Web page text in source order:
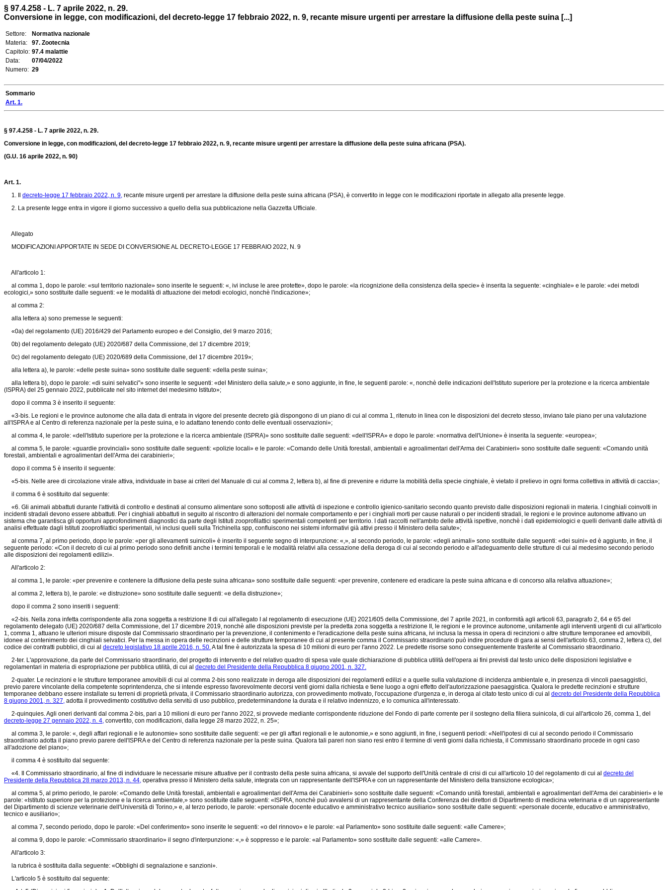
§ 97.4.258 - L. 7 aprile 2022, n. 29.
Conversione in legge, con modificazioni, del decreto-legge 17 febbraio 2022, n. 9, recante misure urgenti per arrestare la diffusione della peste suina [...]
Settore:
Normativa nazionale
Materia:
97. Zootecnia
Capitolo: 97.4 malattie
Data:
07/04/2022
Numero: 29
Sommario
Art. 1.
§ 97.4.258 - L. 7 aprile 2022, n. 29.
Conversione in legge, con modificazioni, del decreto-legge 17 febbraio 2022, n. 9, recante misure urgenti per arrestare la diffusione della peste suina africana (PSA).
(G.U. 16 aprile 2022, n. 90)
Art. 1.
1. Il decreto-legge 17 febbraio 2022, n. 9, recante misure urgenti per arrestare la diffusione della peste suina africana (PSA), è convertito in legge con le modificazioni riportate in allegato alla presente legge.
2. La presente legge entra in vigore il giorno successivo a quello della sua pubblicazione nella Gazzetta Ufficiale.
Allegato
MODIFICAZIONI APPORTATE IN SEDE DI CONVERSIONE AL DECRETO-LEGGE 17 FEBBRAIO 2022, N. 9
All'articolo 1:
al comma 1, dopo le parole: «sul territorio nazionale» sono inserite le seguenti: «, ivi incluse le aree protette», dopo le parole: «la ricognizione della consistenza della specie» è inserita la seguente: «cinghiale» e le parole: «dei metodi
ecologici,» sono sostituite dalle seguenti: «e le modalità di attuazione dei metodi ecologici, nonchè l'indicazione»;
al comma 2:
alla lettera a) sono premesse le seguenti:
«0a) del regolamento (UE) 2016/429 del Parlamento europeo e del Consiglio, del 9 marzo 2016;
0b) del regolamento delegato (UE) 2020/687 della Commissione, del 17 dicembre 2019;
0c) del regolamento delegato (UE) 2020/689 della Commissione, del 17 dicembre 2019»;
alla lettera a), le parole: «delle peste suina» sono sostituite dalle seguenti: «della peste suina»;
alla lettera b), dopo le parole: «di suini selvatici"» sono inserite le seguenti: «del Ministero della salute,» e sono aggiunte, in fine, le seguenti parole: «, nonchè delle indicazioni dell'Istituto superiore per la protezione e la ricerca ambientale
(ISPRA) del 25 gennaio 2022, pubblicate nel sito internet del medesimo Istituto»;
dopo il comma 3 è inserito il seguente:
«3-bis. Le regioni e le province autonome che alla data di entrata in vigore del presente decreto già dispongono di un piano di cui al comma 1, ritenuto in linea con le disposizioni del decreto stesso, inviano tale piano per una valutazione
all'ISPRA e al Centro di referenza nazionale per la peste suina, e lo adattano tenendo conto delle eventuali osservazioni»;
al comma 4, le parole: «dell'Istituto superiore per la protezione e la ricerca ambientale (ISPRA)» sono sostituite dalle seguenti: «dell'ISPRA» e dopo le parole: «normativa dell'Unione» è inserita la seguente: «europea»;
al comma 5, le parole: «guardie provinciali» sono sostituite dalle seguenti: «polizie locali» e le parole: «Comando delle Unità forestali, ambientali e agroalimentari dell'Arma dei Carabinieri» sono sostituite dalle seguenti: «Comando unità
forestali, ambientali e agroalimentari dell'Arma dei carabinieri»;
dopo il comma 5 è inserito il seguente:
«5-bis. Nelle aree di circolazione virale attiva, individuate in base ai criteri del Manuale di cui al comma 2, lettera b), al fine di prevenire e ridurre la mobilità della specie cinghiale, è vietato il prelievo in ogni forma collettiva in attività di caccia»;
il comma 6 è sostituito dal seguente:
«6. Gli animali abbattuti durante l'attività di controllo e destinati al consumo alimentare sono sottoposti alle attività di ispezione e controllo igienico-sanitario secondo quanto previsto dalle disposizioni regionali in materia. I cinghiali coinvolti in
incidenti stradali devono essere abbattuti. Per i cinghiali abbattuti in seguito al riscontro di alterazioni del normale comportamento e per i cinghiali morti per cause naturali o per incidenti stradali, le regioni e le province autonome attivano un
sistema che garantisca gli opportuni approfondimenti diagnostici da parte degli Istituti zooprofilattici sperimentali competenti per territorio. I dati raccolti nell'ambito delle attività ispettive, nonchè i dati epidemiologici e quelli derivanti dalle attività di
analisi effettuate dagli Istituti zooprofilattici sperimentali, ivi inclusi quelli sulla Trichinella spp, confluiscono nei sistemi informativi già attivi presso il Ministero della salute»;
al comma 7, al primo periodo, dopo le parole: «per gli allevamenti suinicoli» è inserito il seguente segno di interpunzione: «,», al secondo periodo, le parole: «degli animali» sono sostituite dalle seguenti: «dei suini» ed è aggiunto, in fine, il
seguente periodo: «Con il decreto di cui al primo periodo sono definiti anche i termini temporali e le modalità relativi alla cessazione della deroga di cui al secondo periodo e all'adeguamento delle strutture di cui al medesimo secondo periodo
alle disposizioni dei regolamenti edilizi».
All'articolo 2:
al comma 1, le parole: «per prevenire e contenere la diffusione della peste suina africana» sono sostituite dalle seguenti: «per prevenire, contenere ed eradicare la peste suina africana e di concorso alla relativa attuazione»;
al comma 2, lettera b), le parole: «e distruzione» sono sostituite dalle seguenti: «e della distruzione»;
dopo il comma 2 sono inseriti i seguenti:
«2-bis. Nella zona infetta corrispondente alla zona soggetta a restrizione II di cui all'allegato I al regolamento di esecuzione (UE) 2021/605 della Commissione, del 7 aprile 2021, in conformità agli articoli 63, paragrafo 2, 64 e 65 del
regolamento delegato (UE) 2020/687 della Commissione, del 17 dicembre 2019, nonchè alle disposizioni previste per la predetta zona soggetta a restrizione II, le regioni e le province autonome, unitamente agli interventi urgenti di cui all'articolo
1, comma 1, attuano le ulteriori misure disposte dal Commissario straordinario per la prevenzione, il contenimento e l'eradicazione della peste suina africana, ivi inclusa la messa in opera di recinzioni o altre strutture temporanee ed amovibili,
idonee al contenimento dei cinghiali selvatici. Per la messa in opera delle recinzioni e delle strutture temporanee di cui al presente comma il Commissario straordinario può indire procedure di gara ai sensi dell'articolo 63, comma 2, lettera c), del
codice dei contratti pubblici, di cui al decreto legislativo 18 aprile 2016, n. 50.A tal fine è autorizzata la spesa di 10 milioni di euro per l'anno 2022. Le predette risorse sono conseguentemente trasferite al Commissario straordinario.
2-ter. L'approvazione, da parte del Commissario straordinario, del progetto di intervento e del relativo quadro di spesa vale quale dichiarazione di pubblica utilità dell'opera ai fini previsti dal testo unico delle disposizioni legislative e
regolamentari in materia di espropriazione per pubblica utilità, di cui al decreto del Presidente della Repubblica 8 giugno 2001, n. 327.
2-quater. Le recinzioni e le strutture temporanee amovibili di cui al comma 2-bis sono realizzate in deroga alle disposizioni dei regolamenti edilizi e a quelle sulla valutazione di incidenza ambientale e, in presenza di vincoli paesaggistici,
previo parere vincolante della competente soprintendenza, che si intende espresso favorevolmente decorsi venti giorni dalla richiesta e tiene luogo a ogni effetto dell'autorizzazione paesaggistica. Qualora le predette recinzioni e strutture
temporanee debbano essere installate su terreni di proprietà privata, il Commissario straordinario autorizza, con provvedimento motivato, l'occupazione d'urgenza e, in deroga al citato testo unico di cui al decreto del Presidente della Repubblica
8 giugno 2001, n. 327, adotta il provvedimento costitutivo della servitù di uso pubblico, predeterminandone la durata e il relativo indennizzo, e lo comunica all'interessato.
2-quinquies. Agli oneri derivanti dal comma 2-bis, pari a 10 milioni di euro per l'anno 2022, si provvede mediante corrispondente riduzione del Fondo di parte corrente per il sostegno della filiera suinicola, di cui all'articolo 26, comma 1, del
decreto-legge 27 gennaio 2022, n. 4, convertito, con modificazioni, dalla legge 28 marzo 2022, n. 25»;
al comma 3, le parole: «, degli affari regionali e le autonomie» sono sostituite dalle seguenti: «e per gli affari regionali e le autonomie,» e sono aggiunti, in fine, i seguenti periodi: «Nell'ipotesi di cui al secondo periodo il Commissario
straordinario adotta il piano previo parere dell'ISPRA e del Centro di referenza nazionale per la peste suina. Qualora tali pareri non siano resi entro il termine di venti giorni dalla richiesta, il Commissario straordinario procede in ogni caso
all'adozione del piano»;
il comma 4 è sostituito dal seguente:
«4. Il Commissario straordinario, al fine di individuare le necessarie misure attuative per il contrasto della peste suina africana, si avvale del supporto dell'Unità centrale di crisi di cui all'articolo 10 del regolamento di cui al decreto del
Presidente della Repubblica 28 marzo 2013, n. 44, operativa presso il Ministero della salute, integrata con un rappresentante dell'ISPRA e con un rappresentante del Ministero della transizione ecologica»;
al comma 5, al primo periodo, le parole: «Comando delle Unità forestali, ambientali e agroalimentari dell'Arma dei Carabinieri» sono sostituite dalle seguenti: «Comando unità forestali, ambientali e agroalimentari dell'Arma dei carabinieri» e le
parole: «Istituto superiore per la protezione e la ricerca ambientale,» sono sostituite dalle seguenti: «ISPRA, nonchè può avvalersi di un rappresentante della Conferenza dei direttori di Dipartimento di medicina veterinaria e di un rappresentante
del Dipartimento di scienze veterinarie dell'Università di Torino,» e, al terzo periodo, le parole: «personale docente educativo e amministrativo tecnico ausiliario» sono sostituite dalle seguenti: «personale docente, educativo e amministrativo,
tecnico e ausiliario»;
al comma 7, secondo periodo, dopo le parole: «Del conferimento» sono inserite le seguenti: «o del rinnovo» e le parole: «al Parlamento» sono sostituite dalle seguenti: «alle Camere»;
al comma 9, dopo le parole: «Commissario straordinario» il segno d'interpunzione: «,» è soppresso e le parole: «al Parlamento» sono sostituite dalle seguenti: «alle Camere».
All'articolo 3:
la rubrica è sostituita dalla seguente: «Obblighi di segnalazione e sanzioni».
L'articolo 5 è sostituito dal seguente: